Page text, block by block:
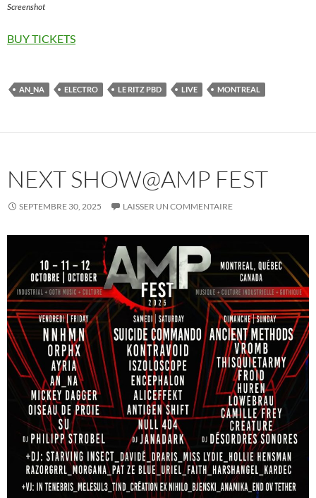
Screenshot
BUY TICKETS
AN_NA ELECTRO LE RITZ PBD LIVE MONTREAL
NEXT SHOW@AMP FEST
SEPTEMBRE 30, 2025 LAISSER UN COMMENTAIRE